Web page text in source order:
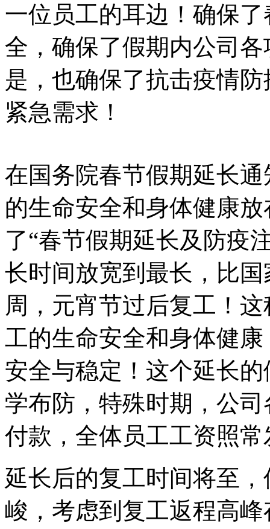
一位员工的耳边！确保
全，确保了假期内公司
是，也确保了抗击疫情
紧急需求！
在国务院春节假期延长
的生命安全和身体健康
了“春节假期延长及防疫
长时间放宽到最长，比
周，元宵节过后复工！
工的生命安全和身体健
安全与稳定！这个延长
学布防，特殊时期，公
付款，全体员工工资照
延长后的复工时间将至
峻，考虑到复工返程高